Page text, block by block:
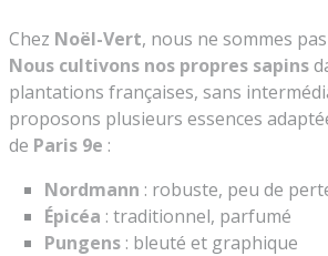
Chez Noël-Vert, nous ne sommes
Nous cultivons nos propres sapins
plantations françaises, sans
proposons plusieurs essences
de Paris 9e :
Nordmann : robuste, peu de
Épicéa : traditionnel, parfumé
Pungens : bleuté et graphique